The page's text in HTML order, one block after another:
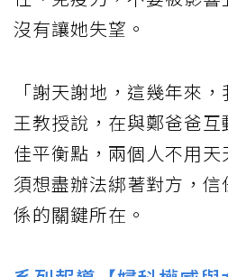
沒有讓她失望。
「謝天謝地，這幾年來
王教授說，在與鄭爸爸
佳平衡點，兩個人不用
須想盡辦法綁著對方，
係的關鍵所在。